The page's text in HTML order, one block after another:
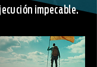
impecable.